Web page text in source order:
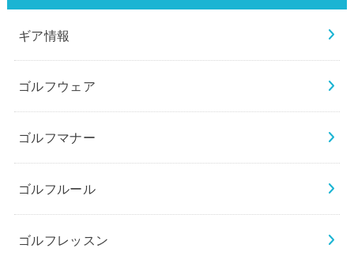
ギア情報
ゴルフウェア
ゴルフマナー
ゴルフルール
ゴルフレッスン